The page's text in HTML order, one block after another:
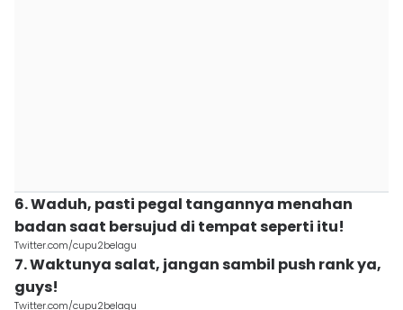
6. Waduh, pasti pegal tangannya menahan
badan saat bersujud di tempat seperti itu!
Twitter.com/cupu2belagu
7. Waktunya salat, jangan sambil push rank ya,
guys!
Twitter.com/cupu2belagu